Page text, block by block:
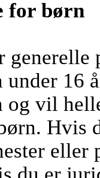
for børn
under 16
vil
Hvis
eller